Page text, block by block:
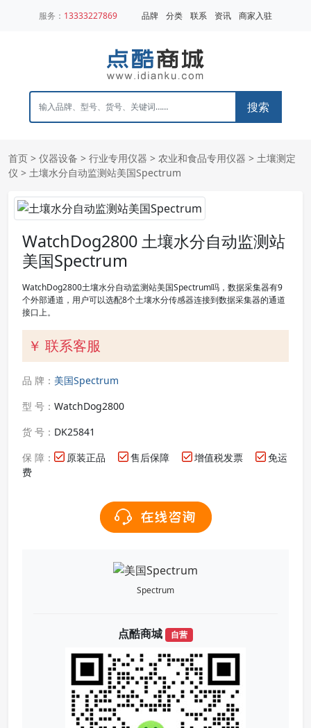
服务： 13333227869 品牌 分类 联系 资讯 商家入驻
搜索
首页 > 仪器设备 > 行业专用仪器 > 农业和食品专用仪器 > 土壤测定
仪 > 土壤水分自动监测站美国Spectrum
WatchDog2800 土壤水分自动监测站
美国Spectrum
WatchDog2800土壤水分自动监测站美国Spectrum吗，数据采集器有9
个外部通道，用户可以选配8个土壤水分传感器连接到数据采集器的通道
接口上。
￥ 联系客服
品 牌： 美国Spectrum
型 号： WatchDog2800
货 号： DK25841
保 障：
原装正品 售后保障 增值税发票
免运
费
Spectrum
点酷商城 自营